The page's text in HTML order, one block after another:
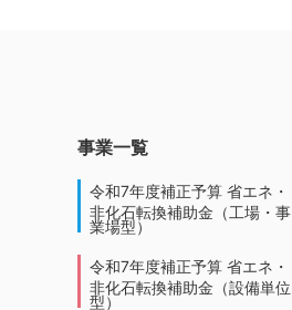
事業一覧
令和7年度補正予算 省エネ・
非化石転換補助金（工場・事
業場型）
令和7年度補正予算 省エネ・
非化石転換補助金（設備単位
型）